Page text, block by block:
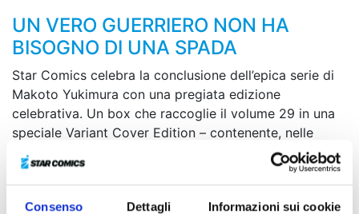
Consenso Dettagli Informazioni sui cookie
UN VERO GUERRIERO NON HA
BISOGNO DI UNA SPADA
Star Comics celebra la conclusione dell’epica serie di
Makoto Yukimura con una pregiata edizione
celebrativa. Un box che raccoglie il volume 29 in una
speciale Variant Cover Edition – contenente, nelle
ultime pagine, anche lo storyboard dell’ultimo capitolo
diVinland Saga –
oltre a un mini-shikishi, due litografie
a colori di piccolo formato e un esclusivo portachiavi!